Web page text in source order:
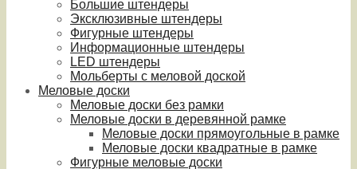
Большие штендеры
Эксклюзивные штендеры
Фигурные штендеры
Информационные штендеры
LED штендеры
Мольберты с меловой доской
Меловые доски
Меловые доски без рамки
Меловые доски в деревянной рамке
Меловые доски прямоугольные в рамке
Меловые доски квадратные в рамке
Фигурные меловые доски